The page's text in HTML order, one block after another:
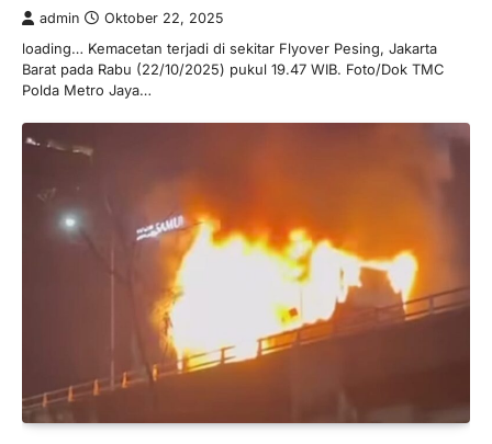
admin Oktober 22, 2025
loading… Kemacetan terjadi di sekitar Flyover Pesing, Jakarta
Barat pada Rabu (22/10/2025) pukul 19.47 WIB. Foto/Dok TMC
Polda Metro Jaya…